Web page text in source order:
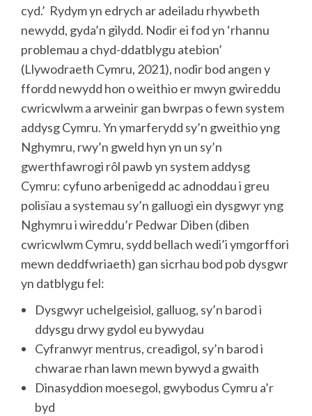
cyd.’ Rydym yn edrych ar adeiladu rhywbeth
newydd, gyda’n gilydd. Nodir ei fod yn ‘rhannu
problemau a chyd-ddatblygu atebion’
(Llywodraeth Cymru, 2021), nodir bod angen y
ffordd newydd hon o weithio er mwyn gwireddu
cwricwlwm a arweinir gan bwrpas o fewn system
addysg Cymru. Yn ymarferydd sy’n gweithio yng
Nghymru, rwy’n gweld hyn yn un sy’n
gwerthfawrogi rôl pawb yn system addysg
Cymru: cyfuno arbenigedd ac adnoddau i greu
polisïau a systemau sy’n galluogi ein dysgwyr yng
Nghymru i wireddu’r Pedwar Diben (diben
cwricwlwm Cymru, sydd bellach wedi’i ymgorffori
mewn deddfwriaeth) gan sicrhau bod pob dysgwr
yn datblygu fel:
Dysgwyr uchelgeisiol, galluog, sy’n barod i
ddysgu drwy gydol eu bywydau
Cyfranwyr mentrus, creadigol, sy’n barod i
chwarae rhan lawn mewn bywyd a gwaith
Dinasyddion moesegol, gwybodus Cymru a’r
byd